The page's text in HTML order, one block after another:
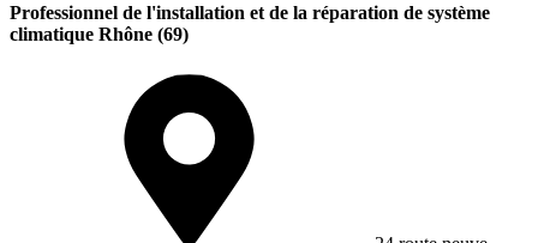
Professionnel de l'installation et de la réparation de système
climatique Rhône (69)